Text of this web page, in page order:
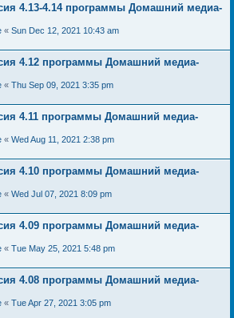
4.13-4.14 программы Домашний медиа-
« Sun Dec 12, 2021 10:43 am
4.12 программы Домашний медиа-
« Thu Sep 09, 2021 3:35 pm
4.11 программы Домашний медиа-
« Wed Aug 11, 2021 2:38 pm
4.10 программы Домашний медиа-
« Wed Jul 07, 2021 8:09 pm
4.09 программы Домашний медиа-
« Tue May 25, 2021 5:48 pm
4.08 программы Домашний медиа-
« Tue Apr 27, 2021 3:05 pm